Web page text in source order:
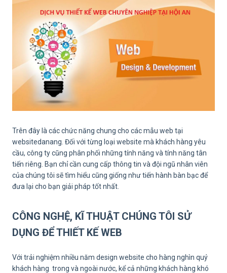
Trên đây là các chức năng chung cho các mẫu web tại
websitedanang. Đối với từng loại website mà khách hàng yêu
cầu, công ty cũng phân phối những tính năng và tính năng tân
tiến riêng. Bạn chỉ cần cung cấp thông tin và đội ngũ nhân viên
của chúng tôi sẽ tìm hiểu cũng giống như tiến hành bàn bạc để
đưa lại cho bạn giải pháp tốt nhất.
CÔNG NGHỆ, KĨ THUẬT CHÚNG TÔI SỬ
DỤNG ĐỂ THIẾT KẾ WEB
Với trải nghiệm nhiều năm design website cho hàng nghìn quý
khách hàng trong và ngoài nước, kể cả những khách hàng khó